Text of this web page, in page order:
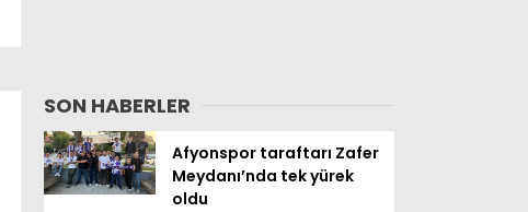
SON HABERLER
Afyonspor taraftarı Zafer
Meydanı’nda tek yürek
oldu